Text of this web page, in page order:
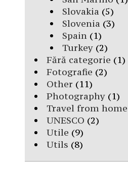
Slovakia (5)
Slovenia (3)
Spain(1)
Turkey(2)
Fără categorie (1)
Fotografie (2)
Other (11)
Photography (1)
Travel from home
UNESCO (2)
Utile (9)
Utils (8)